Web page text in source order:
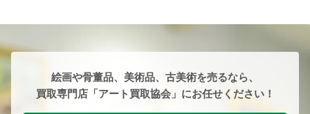
絵画や骨董品、美術品、古美術を売るなら、
買取専門店「アート買取協会」にお任せください！